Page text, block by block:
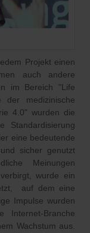
Projekt einen
auch andere
im Bereich "Life
der medizinische
4.0" wurden die
Standardisierung
eine bedeutende
sicher genutzt
Meinungen
wurde ein
auf dem eine
Impulse wurden
Branche
Wachstum aus.